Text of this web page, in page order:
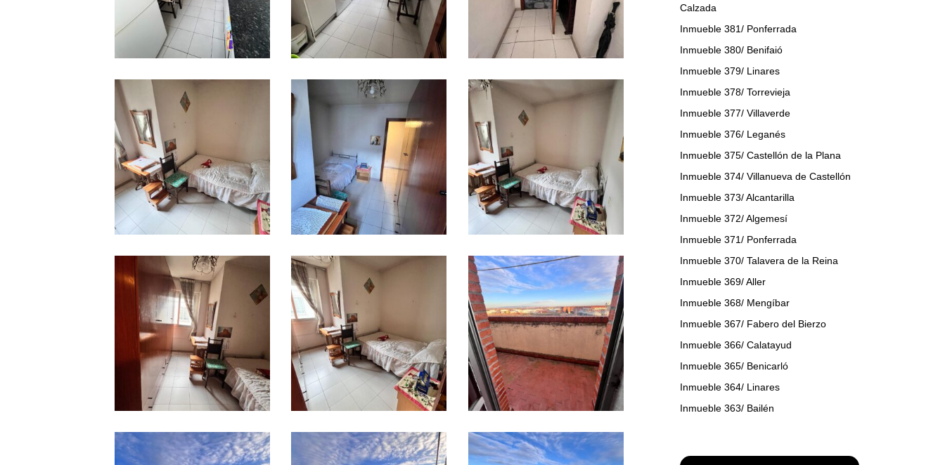
Calzada
Inmueble 381/ Ponferrada
Inmueble 380/ Benifaió
Inmueble 379/ Linares
Inmueble 378/ Torrevieja
Inmueble 377/ Villaverde
Inmueble 376/ Leganés
Inmueble 375/ Castellón de la Plana
Inmueble 374/ Villanueva de Castellón
Inmueble 373/ Alcantarilla
Inmueble 372/ Algemesí
Inmueble 371/ Ponferrada
Inmueble 370/ Talavera de la Reina
Inmueble 369/ Aller
Inmueble 368/ Mengíbar
Inmueble 367/ Fabero del Bierzo
Inmueble 366/ Calatayud
Inmueble 365/ Benicarló
Inmueble 364/ Linares
Inmueble 363/ Bailén